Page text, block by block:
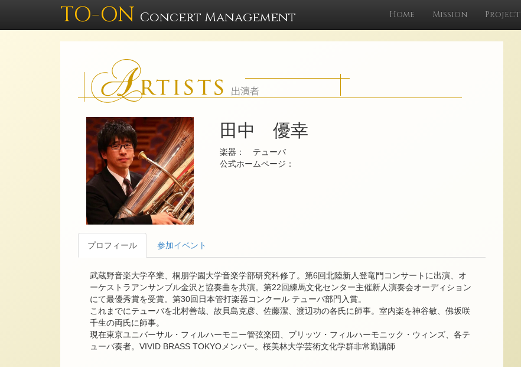
TO-ON Concert Management Home Mission Project
田中 優幸
楽器： テューバ
公式ホームページ：
プロフィール 参加イベント
武蔵野音楽大学卒業、桐朋学園大学音楽学部研究科修了。第6回北陸新人登竜門コンサートに出演、オ
ーケストラアンサンブル金沢と協奏曲を共演。第22回練馬文化センター主催新人演奏会オーディション
にて最優秀賞を受賞。第30回日本管打楽器コンクール テューバ部門入賞。
これまでにテューバを北村善哉、故貝島克彦、佐藤潔、渡辺功の各氏に師事。室内楽を神谷敏、佛坂咲
千生の両氏に師事。
現在東京ユニバーサル・フィルハーモニー管弦楽団、ブリッツ・フィルハーモニック・ウィンズ、各テ
ューバ奏者。VIVID BRASS TOKYOメンバー。桜美林大学芸術文化学群非常勤講師